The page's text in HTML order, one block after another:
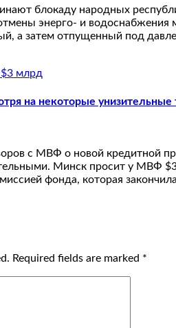
блокаду народных
энерго- и
а затем отпущенный под
на некоторые унизительные
с МВФ о новой кредитной
Минск просит у МВФ
фонда, которая
Required fields are marked *